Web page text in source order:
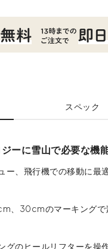
スペック
ーに雪山で必要な機
ー、飛行機での移動に最
、30cmのマーキングで
グのヒールリフターを操